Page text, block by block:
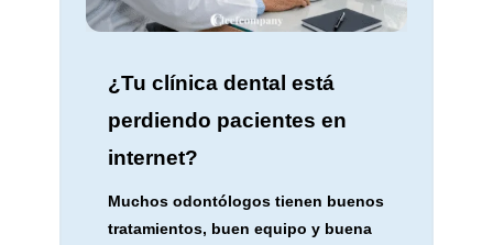
¿Tu clínica dental está
perdiendo pacientes en
internet?
Muchos odontólogos tienen buenos
tratamientos, buen equipo y buena